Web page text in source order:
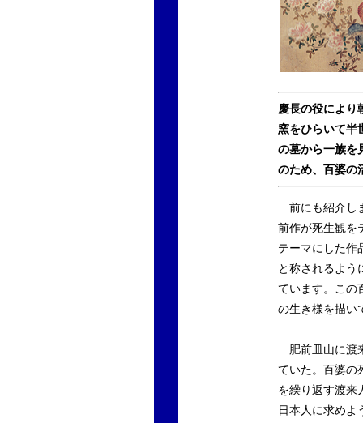
慶長の役により
窯をひらいて半
の墓から一族を
のため、百婆の
前にも紹介し
前作が死生観を
テーマにした作
と称されるよう
ています。この
の生き様を描い
肥前皿山に渡
ていた。百婆の
を繰り返す渡来
日本人に求めよ